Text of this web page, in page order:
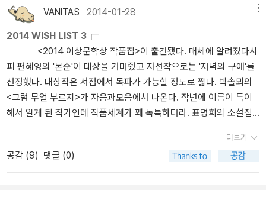
sisC- 관점의 전환 Change of viewpointA- 유추 AnalogyR- 뒤집
기 ReverseT-변환 Transform235
문학전집은 계속 쌓아두기만 하고, 그 위칸으로는 만화책이 차곡차곡
쌓여있지만 둘의 차이는 너무 크다. 세계문학은 읽지 않고 쌓여있을
뿐이고 만화는 한번씩은 다 읽고 쌓아둔다는 거. ;;; 어, 이건 사야겠
다!를 외치고 싶지만 책값이 만마치가 않네. 그래도 이 책들은 ....
면 하는 것들 아닐까요.^^ 1. 잡담이 능력이다-- 사이토 다카시-- 부
제는 30초 만에 어색함이 사라지는,입니다. 잘 아는 사이가 아니라
면 서로 인사를 하고 나면 대화가 이어지지 않을 때가 많습니다. 그렇
지만 인사에 더하여 짧은 시간에 잡담을 하면서 분위기를 맞춰가는
것이 필요할 때도 있습니다. 중요한 내용을 전달하기 위해서는 그 내
용만 간단하게 말하면 좋을 때도 있지만, 적당한 잡담이 필요할 때도
있나봅니다. 잡담이란 말솜씨가 좋다는 것과는 다른 것이고, 잡담에
는 알맹이가 없다는 것에서도 좋은 점을 찾아냅니다. 효율성을 강조
많은데, 이 책은 커뮤니케이션론을 전공한 저자의 책이라서 그런지,
잡담에서도 좋은 점을 찾아낸 것은 아닐까 합니다. 2. 처음 20시간의
법칙-- 조시 카우프만-- 부제는 무엇이든 가장 빠른 시간 내에, 가장
VANITAS 2014-01-28
2014 WISH LIST 3
<2014 이상문학상 작품집>이 출간됐다. 매체에 알려졌다시
피 편혜영의 '몬순'이 대상을 거머줬고 자선작으로는 '저녁의 구애'를
선정했다. 대상작은 서점에서 독파가 가능할 정도로 짧다. 박솔뫼의
<그럼 무얼 부르지>가 자음과모음에서 나온다. 작년에 이름이 특이
해서 알게 된 작가인데 작품세계가 꽤 독특하더라. 표명희의 소설집
문학계간지까지는 볼 여력이 없다보니 놓치는 작가가 많다.
<제2회 EBS 라디오문학상 작품집>이 나왔다. 1회차에는 발
간이 안 된 것으로 보인다. 대상은 유순하의 '바보아재'다. 표지의 그
더보기
공감 (9) 댓글 (0)